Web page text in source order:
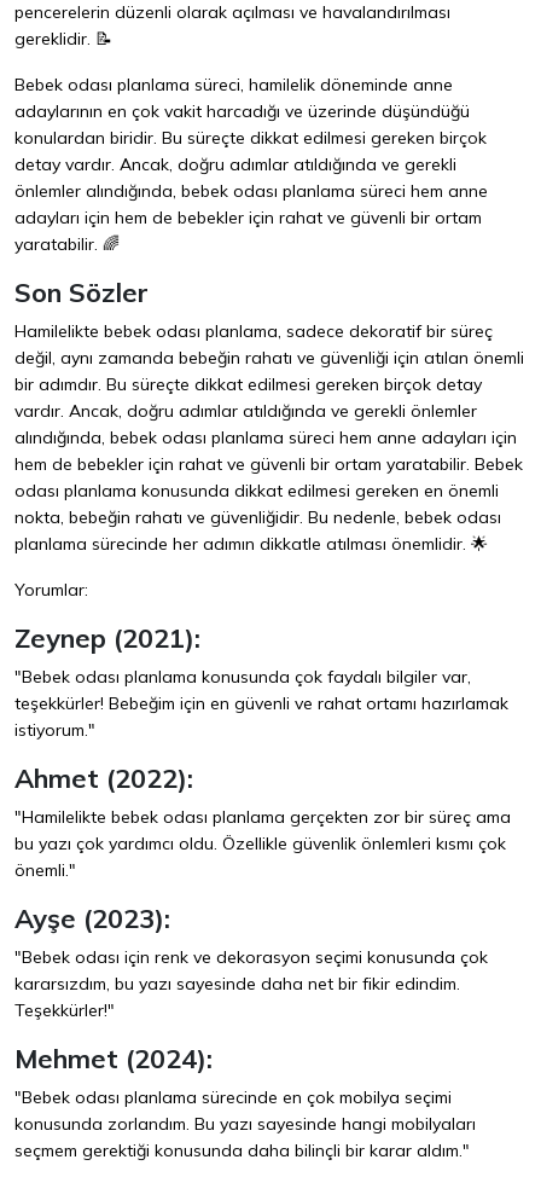
pencerelerin düzenli olarak açılması ve havalandırılması
gereklidir. 📝
Bebek odası planlama süreci, hamilelik döneminde anne
adaylarının en çok vakit harcadığı ve üzerinde düşündüğü
konulardan biridir. Bu süreçte dikkat edilmesi gereken birçok
detay vardır. Ancak, doğru adımlar atıldığında ve gerekli
önlemler alındığında, bebek odası planlama süreci hem anne
adayları için hem de bebekler için rahat ve güvenli bir ortam
yaratabilir. 🌈
Son Sözler
Hamilelikte bebek odası planlama, sadece dekoratif bir süreç
değil, aynı zamanda bebeğin rahatı ve güvenliği için atılan önemli
bir adımdır. Bu süreçte dikkat edilmesi gereken birçok detay
vardır. Ancak, doğru adımlar atıldığında ve gerekli önlemler
alındığında, bebek odası planlama süreci hem anne adayları için
hem de bebekler için rahat ve güvenli bir ortam yaratabilir. Bebek
odası planlama konusunda dikkat edilmesi gereken en önemli
nokta, bebeğin rahatı ve güvenliğidir. Bu nedenle, bebek odası
planlama sürecinde her adımın dikkatle atılması önemlidir. 🌟
Yorumlar:
Zeynep (2021):
"Bebek odası planlama konusunda çok faydalı bilgiler var,
teşekkürler! Bebeğim için en güvenli ve rahat ortamı hazırlamak
istiyorum."
Ahmet (2022):
"Hamilelikte bebek odası planlama gerçekten zor bir süreç ama
bu yazı çok yardımcı oldu. Özellikle güvenlik önlemleri kısmı çok
önemli."
Ayşe (2023):
"Bebek odası için renk ve dekorasyon seçimi konusunda çok
kararsızdım, bu yazı sayesinde daha net bir fikir edindim.
Teşekkürler!"
Mehmet (2024):
"Bebek odası planlama sürecinde en çok mobilya seçimi
konusunda zorlandım. Bu yazı sayesinde hangi mobilyaları
seçmem gerektiği konusunda daha bilinçli bir karar aldım."